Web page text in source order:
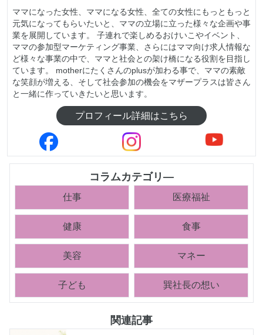
ママになった女性、ママになる女性、全ての女性にもっともっと
元気になってもらいたいと、ママの立場に立った様々な企画や事
業を展開しています。 子連れで楽しめるおけいこやイベント、
ママの参加型マーケティング事業、さらにはママ向け求人情報な
ど様々な事業の中で、ママと社会との架け橋になる役割を目指し
ています。 motherにたくさんのplusが加わる事で、ママの素敵
な笑顔が増える、そして社会参加の機会をマザープラスは皆さん
と一緒に作っていきたいと思います。
プロフィール詳細はこちら
コラムカテゴリ―
仕事 医療福祉
健康 食事
美容 マネー
子ども 巽社長の想い
関連記事